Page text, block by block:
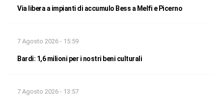
Via libera a impianti di accumulo Bess a Melfi e Picerno
7 Agosto 2026 - 15:59
Bardi: 1,6 milioni per i nostri beni culturali
7 Agosto 2026 - 13:57